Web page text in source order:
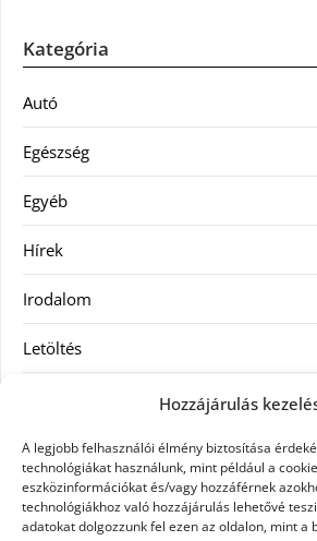
Hozzájárulás
A legjobb felhasználói élmény biztosítása
technológiákat használunk, mint például a
eszközinformációkat és/vagy hozzáférnek
technológiákhoz való hozzájárulás lehetővé
adatokat dolgozzunk fel ezen az oldalon, mint a
Kategória
Autó
Egészség
Egyéb
Hírek
Irodalom
Letöltés
SEO
Szolgáltatás